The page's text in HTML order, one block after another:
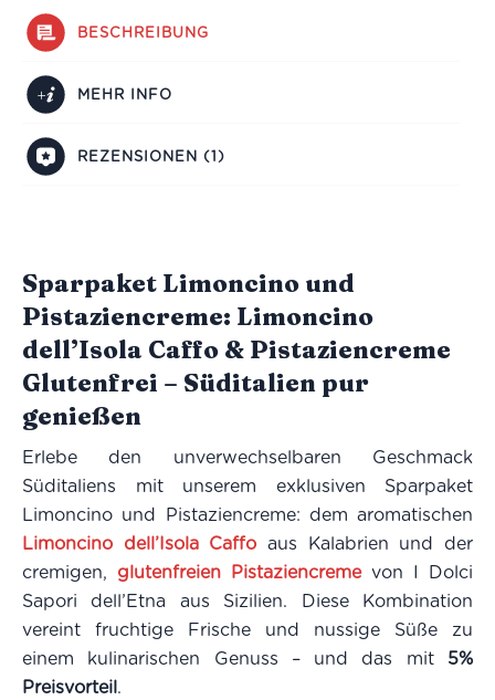
BESCHREIBUNG
MEHR INFO
REZENSIONEN (1)
Sparpaket Limoncino und
Pistaziencreme: Limoncino
dell’Isola Caffo & Pistaziencreme
Glutenfrei – Süditalien pur
genießen
Erlebe den unverwechselbaren Geschmack
Süditaliens mit unserem exklusiven Sparpaket
Limoncino und Pistaziencreme: dem aromatischen
Limoncino dell’Isola Caffo aus Kalabrien und der
cremigen, glutenfreien Pistaziencremevon I Dolci
Sapori dell’Etna aus Sizilien. Diese Kombination
vereint fruchtige Frische und nussige Süße zu
einem kulinarischen Genuss – und das mit 5%
Preisvorteil.